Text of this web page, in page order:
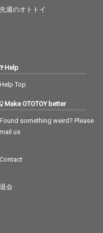
先週のオトトイ
Help
Help Top
Make OTOTOY better
Found something weird? Please
mail us
Contact
退会